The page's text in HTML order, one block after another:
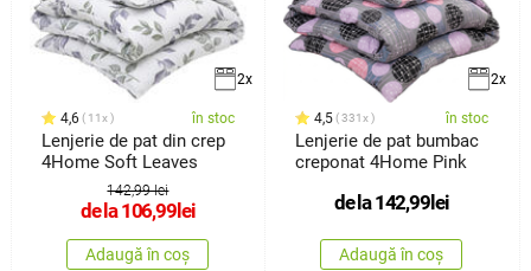
2x
4,6 11x în stoc
Lenjerie de pat din crep
4Home Soft Leaves
142,99 lei
de la106,99 lei
Adaugă în coș
2x
4,5 331x în stoc
Lenjerie de pat bumbac
creponat 4Home Pink
de la142,99 lei
Adaugă în coș